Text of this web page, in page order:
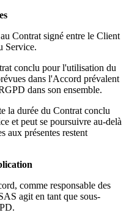
Contrat signé entre le Client
Service.
conclu pour l'utilisation du
dans l'Accord prévalent
dans son ensemble.
la durée du Contrat conclu
et peut se poursuivre au-delà
aux présentes restent
comme responsable des
agit en tant que sous-